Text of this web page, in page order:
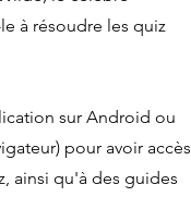
à résoudre les quiz
sur Android ou
pour avoir accès
ainsi qu'à des guides